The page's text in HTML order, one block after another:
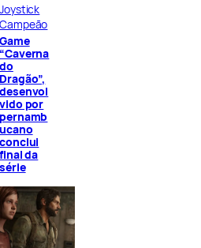
Joystick
Campeão
Game
“Caverna
do
Dragão”,
desenvol
vido por
pernamb
ucano
conclui
final da
série